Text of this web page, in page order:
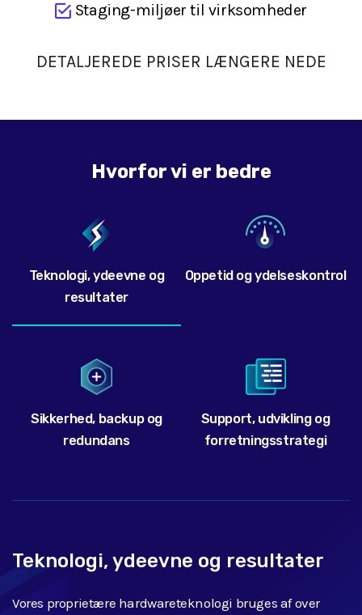
Staging-miljøer til virksomheder
DETALJEREDE PRISER LÆNGERE NEDE
Hvorfor vi er bedre
Teknologi, ydeevne og
resultater
Oppetid og ydelseskontrol
Sikkerhed, backup og
redundans
Support, udvikling og
forretningsstrategi
Teknologi, ydeevne og resultater
Vores proprietære hardwareteknologi bruges af over